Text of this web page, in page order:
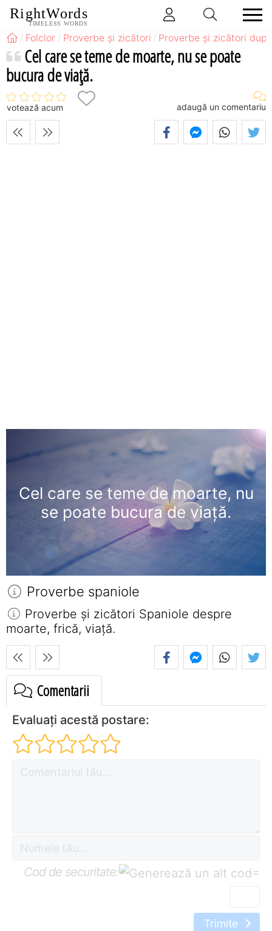
RightWords
TIMELESS WORDS
Folclor Proverbe și zicători Proverbe și zicători
Cel care se teme de moarte, nu se poate
bucura de viaţă.
votează acum adaugă un comentariu
Cel care se teme de moarte, nu
se poate bucura de viaţă.
Proverbe spaniole
Proverbe și zicători Spaniole despre
moarte, frică, viață.
Comentarii
Evaluați acestă postare:
Cod de securitate: =
Trimite